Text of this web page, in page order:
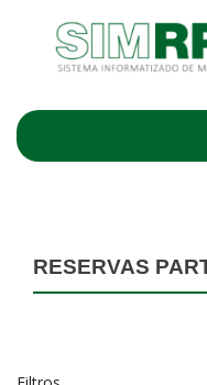
RESERVAS